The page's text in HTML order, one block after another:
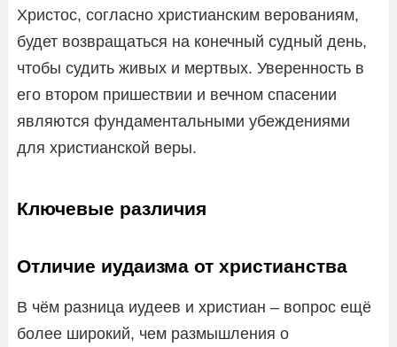
Христос, согласно христианским верованиям,
будет возвращаться на конечный судный день,
чтобы судить живых и мертвых. Уверенность в
его втором пришествии и вечном спасении
являются фундаментальными убеждениями
для христианской веры.
Ключевые различия
Отличие иудаизма от христианства
В чём разница иудеев и христиан – вопрос ещё
более широкий, чем размышления о